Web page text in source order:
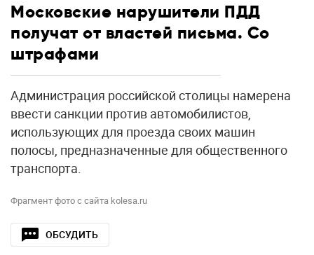
Московские нарушители ПДД
получат от властей письма. Со
штрафами
Администрация российской столицы намерена
ввести санкции против автомобилистов,
использующих для проезда своих машин
полосы, предназначенные для общественного
транспорта.
Фрагмент фото с сайта kolesa.ru
ОБСУДИТЬ